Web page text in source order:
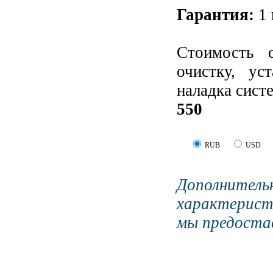
Гарантия: 1
Стоимость
очистку,
наладка
550
RUB USD
мы